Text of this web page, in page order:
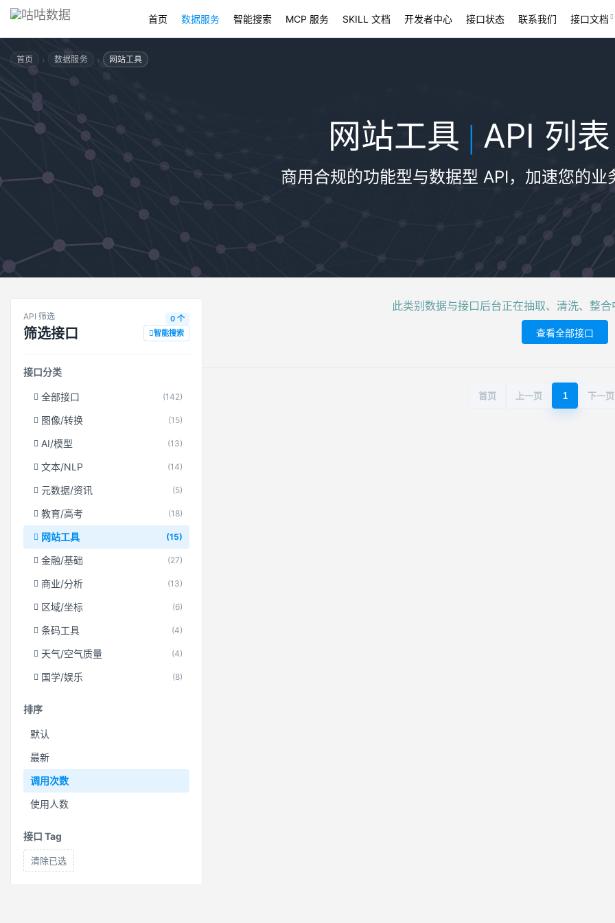
首页 数据服务 智能搜索 MCP 服务 SKILL 文档 开发者中心 接口状态 联系我们 接口文档
首页 › 数据服务 › 网站工具
网站工具 | API 列表
商用合规的功能型与数据型 API，加速您的业
API 筛选
筛选接口
0 个
智能搜索
接口分类
全部接口 (142)
图像/转换 (15)
AI/模型 (13)
文本/NLP (14)
元数据/资讯 (5)
教育/高考 (18)
网站工具 (15)
金融/基础 (27)
商业/分析 (13)
区域/坐标 (6)
条码工具 (4)
天气/空气质量 (4)
国学/娱乐 (8)
排序
默认
最新
调用次数
使用人数
接口 Tag
清除已选
此类别数据与接口后台正在抽取、清洗、整
查看全部接口
首页 上一页 1 下一页